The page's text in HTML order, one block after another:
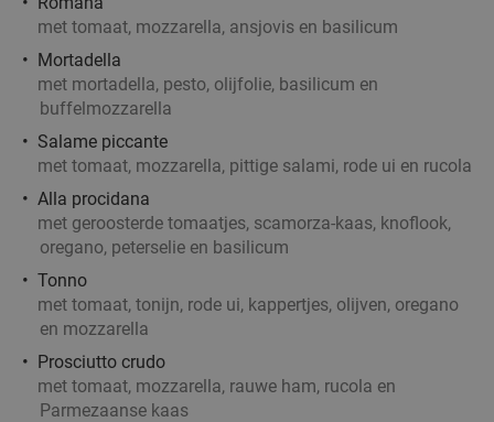
met tomaat, mozzarella, ansjovis en basilicum
Mortadella
met mortadella, pesto, olijfolie, basilicum en
buffelmozzarella
Salame piccante
met tomaat, mozzarella, pittige salami, rode ui en rucola
Alla procidana
met geroosterde tomaatjes, scamorza-kaas, knoflook,
oregano, peterselie en basilicum
Tonno
met tomaat, tonijn, rode ui, kappertjes, olijven, oregano
en mozzarella
Prosciutto crudo
met tomaat, mozzarella, rauwe ham, rucola en
Parmezaanse kaas